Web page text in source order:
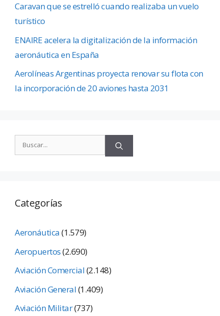
Caravan que se estrelló cuando realizaba un vuelo
turístico
ENAIRE acelera la digitalización de la información
aeronáutica en España
Aerolíneas Argentinas proyecta renovar su flota con
la incorporación de 20 aviones hasta 2031
Categorías
Aeronáutica(1.579)
Aeropuertos(2.690)
Aviación Comercial(2.148)
Aviación General(1.409)
Aviación Militar(737)